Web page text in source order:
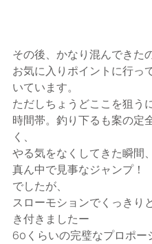
その後、かなり混んできた
お気に入りポイントに行っ
いています。
ただしちょうどここを狙う
時間帯。釣り下るも案の定
く、
やる気をなくしてきた瞬間
真ん中で見事なジャンプ！
でしたが、
スローモションでくっきり
き付きましたー
60くらいの完璧なプロポー